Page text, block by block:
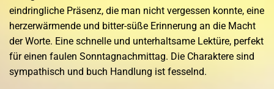
eindringliche Präsenz, die man nicht vergessen konnte, eine
herzerwärmende und bitter-süße Erinnerung an die Macht
der Worte. Eine schnelle und unterhaltsame Lektüre, perfekt
für einen faulen Sonntagnachmittag. Die Charaktere sind
sympathisch und buch Handlung ist fesselnd.